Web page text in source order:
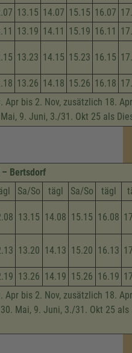
13.15 14.07 15.15 16.07
13.19 14.11 15.19 16.11
13.23 14.15 15.23 16.15
13.26 14.18 15.26 16.18
Apr bis 2. Nov, zusätzlich 18.
9. Juni, 3./31. Okt 25 als
Bertsdorf
Sa/So tägl Sa/So tägl
13.15 14.08 15.15 16.08
13.20 14.13 15.20 16.13
13.26 14.19 15.26 16.19
Apr bis 2. Nov, zusätzlich 18.
Mai, 9. Juni, 3./31. Okt 25 als